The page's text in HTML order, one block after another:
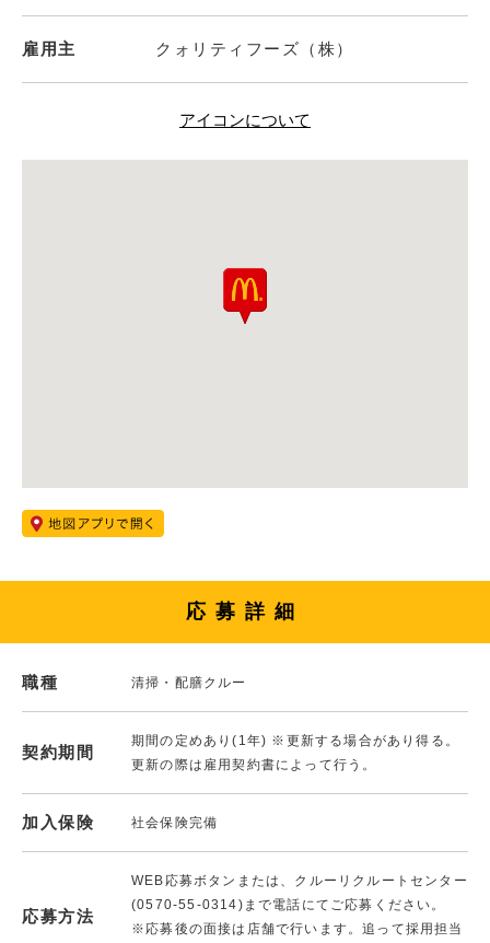
雇用主 クォリティフーズ（株）
アイコンについて
応募詳細
職種 清掃・配膳クルー
契約期間
期間の定めあり(1年) ※更新する場合があり得る。
更新の際は雇用契約書によって行う。
加入保険 社会保険完備
応募方法
WEB応募ボタンまたは、クルーリクルートセンター
(0570-55-0314)まで電話にてご応募ください。
※応募後の面接は店舗で行います。追って採用担当